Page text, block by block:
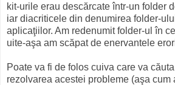
kit-urile erau descărcate într-un folder
iar diacriticele din denumirea folder-
aplicaţiilor. Am redenumit folder-ul în
uite-aşa am scăpat de enervantele
Poate va fi de folos cuiva care va
rezolvarea acestei probleme (aşa cum